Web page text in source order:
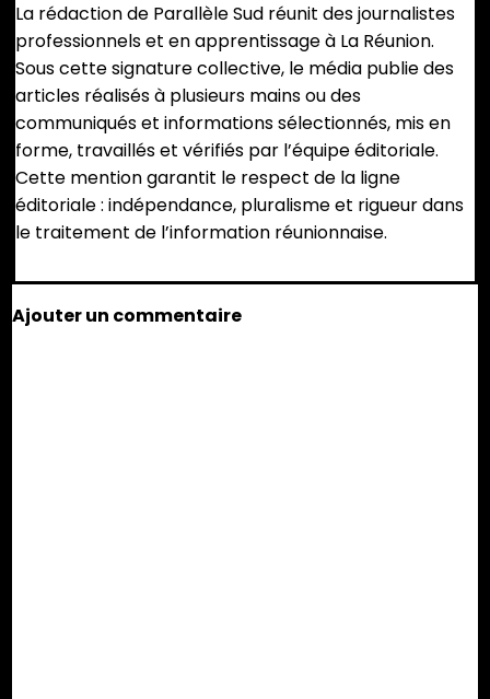
Pour
Leurs
Droits
La rédaction de Parallèle Sud réunit des journalistes
professionnels et en apprentissage à La Réunion.
Sous cette signature collective, le média publie des
articles réalisés à plusieurs mains ou des
communiqués et informations sélectionnés, mis en
forme, travaillés et vérifiés par l’équipe éditoriale.
Cette mention garantit le respect de la ligne
éditoriale : indépendance, pluralisme et rigueur dans
le traitement de l’information réunionnaise.
Ajouter un commentaire